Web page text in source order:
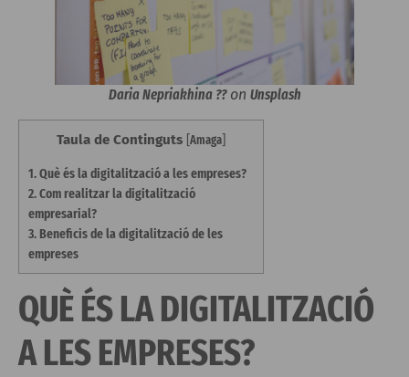
Daria Nepriakhina ??on Unsplash
Taula de Continguts Amaga
1.Què és la digitalització a les empreses?
2.Com realitzar la digitalització
empresarial?
3. Beneficis de la digitalització de les
empreses
QUÈ ÉS LA DIGITALITZACIÓ
A LES EMPRESES?